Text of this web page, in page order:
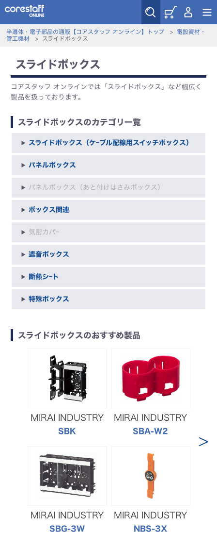
半導体・電子部品の通販【コアスタッフ オンライン】トップ > 電設資材・
管工機材> スライドボックス
スライドボックス
コアスタッフ オンラインでは「スライドボックス」など幅広く
製品を扱っております。
スライドボックスのカテゴリ一覧
スライドボックス（ケｰブル配線用スイッチボックス）
パネルボックス
パネルボックス（あと付けはさみボックス）
ボックス関連
気密カバｰ
遮音ボックス
断熱シｰト
特殊ボックス
スライドボックスのおすすめ製品
MIRAI INDUSTRY
SBK
MIRAI INDUSTRY
SBG-3W
MIRAI INDUSTRY
SBA-W2
MIRAI INDUSTRY
NBS-3X